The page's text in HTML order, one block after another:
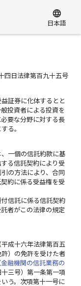
language
日本語
四日法律第百九十五号
証券に化体するとと
投資者による投資を
要な分野に対する長
る。
一個の信託約款に基
る信託契約により受
の方法により、合同
約に係る受益権を受
信託に係る信託契約
者がこの法律の規定
平成十六年法律第百五
）の免許を受けた者
金融機関の信託業務の
十三号）第一条第一項
う。次項第十一号に